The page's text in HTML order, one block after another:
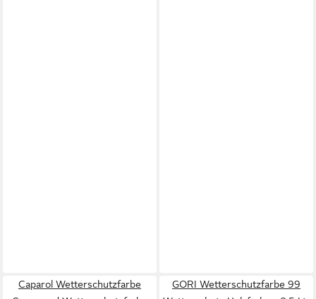
Caparol Wetterschutzfarbe
GORI Wetterschutzfarbe 99